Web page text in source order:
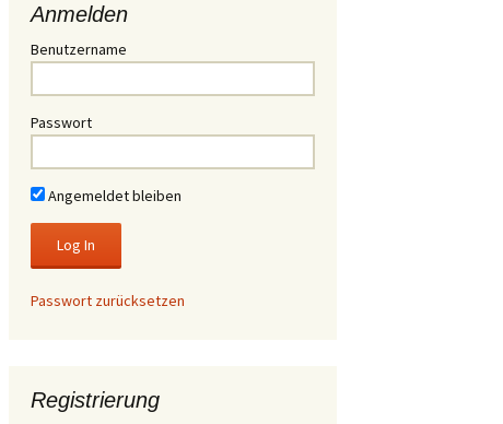
Anmelden
Benutzername
Passwort
Angemeldet bleiben
Passwort zurücksetzen
Registrierung